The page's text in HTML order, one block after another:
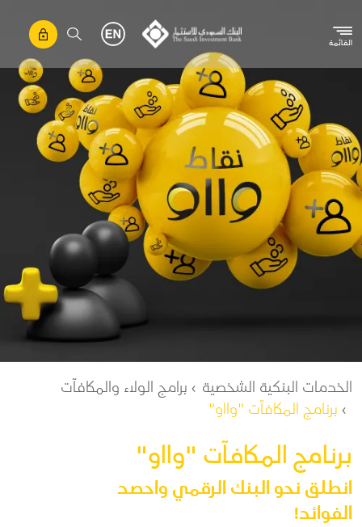
القائمة
مسار التنقل
الخدمات البنكية الشخصية
برامج الولاء والمكافآت
برنامج المكافآت "وااو"
برنامج المكافآت "وااو"
انطلق نحو البنك الرقمي واحصد
الفوائد!